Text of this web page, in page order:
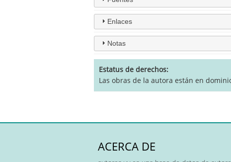
Enlaces
Notas
Estatus de derechos
Las obras de la autora están en
ACERCA DE